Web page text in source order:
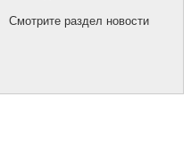
Смотрите раздел новости